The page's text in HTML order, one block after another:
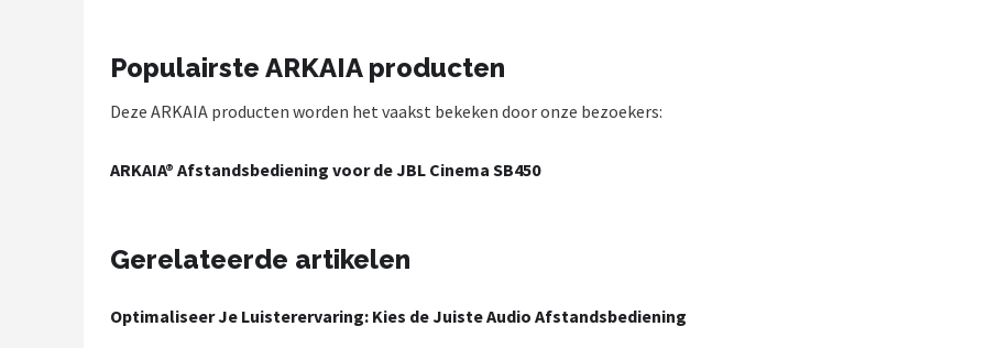
AquaSoundPopulairste ARKAIA producten
Deze ARKAIA producten worden het vaakst bekeken door onze bezoekers:
ARKAIA® Afstandsbediening voor de JBL Cinema SB450
Gerelateerde artikelen
Optimaliseer Je Luisterervaring: Kies de Juiste Audio Afstandsbediening